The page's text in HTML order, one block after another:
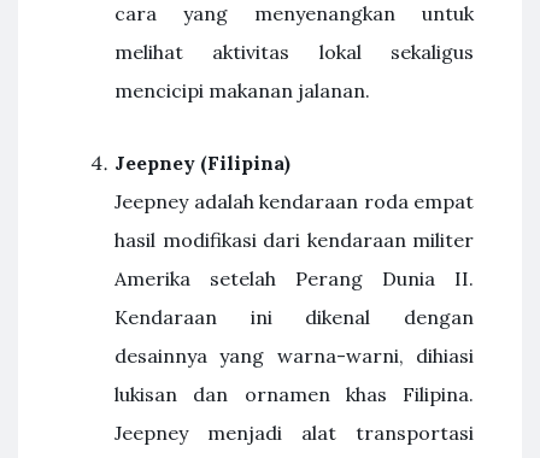
cara yang menyenangkan untuk
melihat aktivitas lokal sekaligus
mencicipi makanan jalanan.
Jeepney (Filipina)
Jeepney adalah kendaraan roda empat
hasil modifikasi dari kendaraan militer
Amerika setelah Perang Dunia II.
Kendaraan ini dikenal dengan
desainnya yang warna-warni, dihiasi
lukisan dan ornamen khas Filipina.
Jeepney menjadi alat transportasi